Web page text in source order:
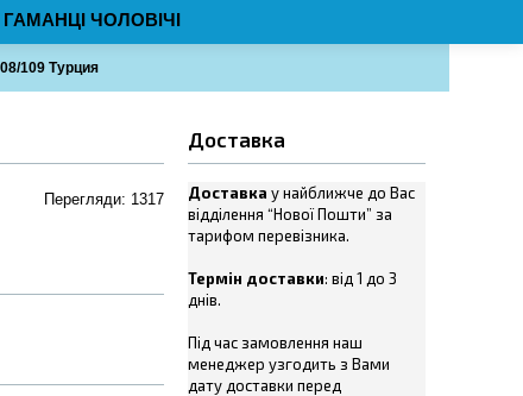
ГАМАНЦІ ЧОЛОВІЧІ
109 Турция
Доставка
Доставка у найближче до Вас
відділення “Нової Пошти” за
тарифом перевізника.
Термін доставки: від 1 до 3
днів.
Під час замовлення наш
менеджер узгодить з Вами
дату доставки перед
Перегляди: 1317